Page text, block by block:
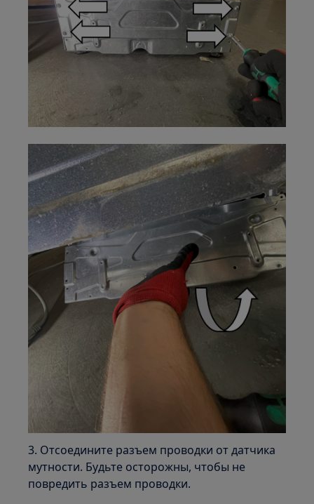
3. Отсоедините разъем проводки от датчика
мутности. Будьте осторожны, чтобы не
повредить разъем проводки.